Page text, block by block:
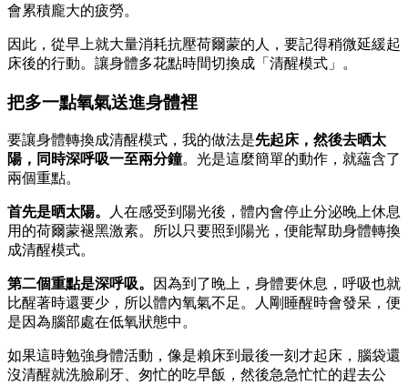
會累積龐大的疲勞。
因此，從早上就大量消耗抗壓荷爾蒙的人，要記得稍微延緩起
床後的行動。讓身體多花點時間切換成「清醒模式」。
把多一點氧氣送進身體裡
要讓身體轉換成清醒模式，我的做法是先起床，然後去晒太
陽，同時深呼吸一至兩分鐘。光是這麼簡單的動作，就蘊含了
兩個重點。
首先是晒太陽。
人在感受到陽光後，體內會停止分泌晚上休息
用的荷爾蒙褪黑激素。所以只要照到陽光，便能幫助身體轉換
成清醒模式。
第二個重點是深呼吸。
因為到了晚上，身體要休息，呼吸也就
比醒著時還要少，所以體內氧氣不足。人剛睡醒時會發呆，便
是因為腦部處在低氧狀態中。
如果這時勉強身體活動，像是賴床到最後一刻才起床，腦袋還
沒清醒就洗臉刷牙、匆忙的吃早飯，然後急急忙忙的趕去公